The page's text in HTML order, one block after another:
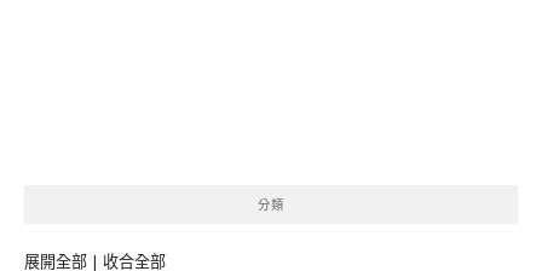
分類
展開全部 | 收合全部